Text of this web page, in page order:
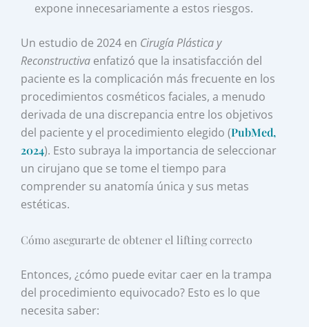
expone innecesariamente a estos riesgos.
Un estudio de 2024 en Cirugía Plástica y
Reconstructiva enfatizó que la insatisfacción del
paciente es la complicación más frecuente en los
procedimientos cosméticos faciales, a menudo
derivada de una discrepancia entre los objetivos
del paciente y el procedimiento elegido (PubMed,
2024). Esto subraya la importancia de seleccionar
un cirujano que se tome el tiempo para
comprender su anatomía única y sus metas
estéticas.
Cómo asegurarte de obtener el lifting correcto
Entonces, ¿cómo puede evitar caer en la trampa
del procedimiento equivocado? Esto es lo que
necesita saber: